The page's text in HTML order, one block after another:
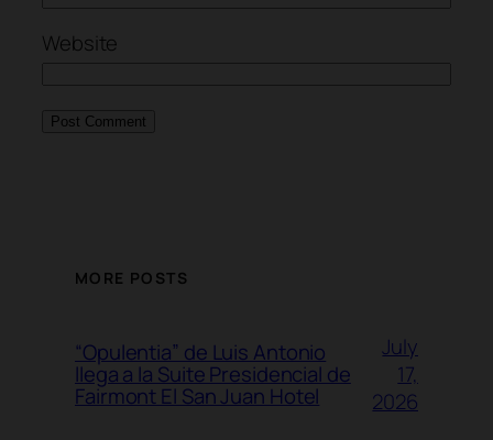
Website
MORE POSTS
“Opulentia” de Luis Antonio
llega a la Suite Presidencial de
Fairmont El San Juan Hotel
July
17,
2026